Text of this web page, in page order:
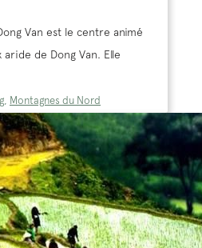
Van est le centre animé
de Dong Van. Elle
Montagnes du Nord